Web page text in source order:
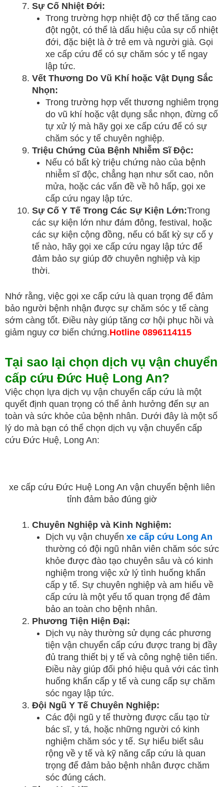
Sự Cố Nhiệt Đới:
Trong trường hợp nhiệt độ cơ thể tăng cao
đột ngột, có thể là dấu hiệu của sự cố nhiệt
đới, đặc biệt là ở trẻ em và người già. Gọi
xe cấp cứu để có sự chăm sóc y tế ngay
lập tức.
Vết Thương Do Vũ Khí hoặc Vật Dụng Sắc
Nhọn:
Trong trường hợp vết thương nghiêm trọng
do vũ khí hoặc vật dụng sắc nhọn, đừng cố
tự xử lý mà hãy gọi xe cấp cứu để có sự
chăm sóc y tế chuyên nghiệp.
Triệu Chứng Của Bệnh Nhiễm Sĩ Độc:
Nếu có bất kỳ triệu chứng nào của bệnh
nhiễm sĩ độc, chẳng hạn như sốt cao, nôn
mửa, hoặc các vấn đề về hô hấp, gọi xe
cấp cứu ngay lập tức.
Sự Cố Y Tế Trong Các Sự Kiện Lớn:Trong
các sự kiện lớn như đám đông, festival, hoặc
các sự kiện cộng đồng, nếu có bất kỳ sự cố y
tế nào, hãy gọi xe cấp cứu ngay lập tức để
đảm bảo sự giúp đỡ chuyên nghiệp và kịp
thời.
Nhớ rằng, việc gọi xe cấp cứu là quan trọng để đảm
bảo người bệnh nhận được sự chăm sóc y tế càng
sớm càng tốt. Điều này giúp tăng cơ hội phục hồi và
giảm nguy cơ biến chứng.Hotline 0896114115
Tại sao lại chọn dịch vụ vận chuyển
cấp cứu Đức Huệ Long An?
Việc chọn lựa dịch vụ vận chuyển cấp cứu là một
quyết định quan trọng có thể ảnh hưởng đến sự an
toàn và sức khỏe của bệnh nhân. Dưới đây là một số
lý do mà bạn có thể chọn dịch vụ vận chuyển cấp
cứu Đức Huệ, Long An:
xe cấp cứu Đức Huệ Long An vận chuyển bệnh liên
tỉnh đảm bảo đúng giờ
Chuyên Nghiệp và Kinh Nghiệm:
Dịch vụ vận chuyển xe cấp cứu Long An
thường có đội ngũ nhân viên chăm sóc sức
khỏe được đào tạo chuyên sâu và có kinh
nghiệm trong việc xử lý tình huống khẩn
cấp y tế. Sự chuyên nghiệp và am hiểu về
cấp cứu là một yếu tố quan trọng để đảm
bảo an toàn cho bệnh nhân.
Phương Tiện Hiện Đại:
Dịch vụ này thường sử dụng các phương
tiện vận chuyển cấp cứu được trang bị đầy
đủ trang thiết bị y tế và công nghệ tiên tiến.
Điều này giúp đối phó hiệu quả với các tình
huống khẩn cấp y tế và cung cấp sự chăm
sóc ngay lập tức.
Đội Ngũ Y Tế Chuyên Nghiệp:
Các đội ngũ y tế thường được cấu tạo từ
bác sĩ, y tá, hoặc những người có kinh
nghiệm chăm sóc y tế. Sự hiểu biết sâu
rộng về y tế và kỹ năng cấp cứu là quan
trọng để đảm bảo bệnh nhân được chăm
sóc đúng cách.